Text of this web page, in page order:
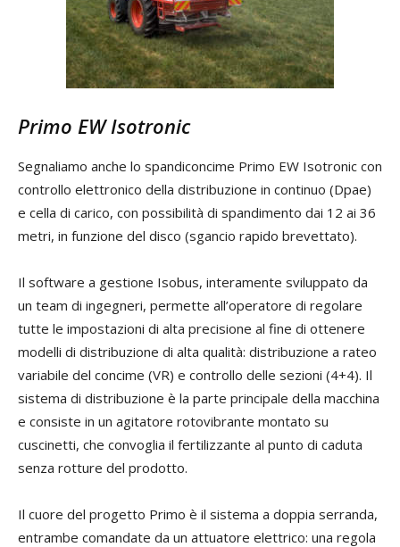
Primo EW Isotronic
Segnaliamo anche lo spandiconcime Primo EW Isotronic con
controllo elettronico della distribuzione in continuo (Dpae)
e cella di carico, con possibilità di spandimento dai 12 ai 36
metri, in funzione del disco (sgancio rapido brevettato).
Il software a gestione Isobus, interamente sviluppato da
un team di ingegneri, permette all’operatore di regolare
tutte le impostazioni di alta precisione al fine di ottenere
modelli di distribuzione di alta qualità: distribuzione a rateo
variabile del concime (VR) e controllo delle sezioni (4+4). Il
sistema di distribuzione è la parte principale della macchina
e consiste in un agitatore rotovibrante montato su
cuscinetti, che convoglia il fertilizzante al punto di caduta
senza rotture del prodotto.
Il cuore del progetto Primo è il sistema a doppia serranda,
entrambe comandate da un attuatore elettrico: una regola